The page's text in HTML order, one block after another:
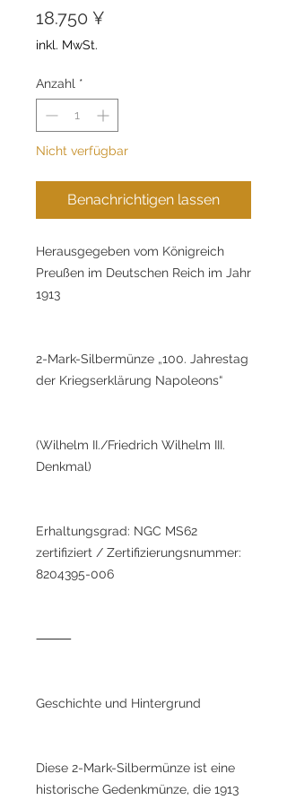
18.750 ¥
inkl. MwSt.
Anzahl *
Nicht verfügbar
Benachrichtigen lassen
Herausgegeben vom Königreich
Preußen im Deutschen Reich im Jahr
1913
2-Mark-Silbermünze „100. Jahrestag
der Kriegserklärung Napoleons“
(Wilhelm II./Friedrich Wilhelm III.
Denkmal)
Erhaltungsgrad: NGC MS62
zertifiziert / Zertifizierungsnummer:
8204395-006
⸻
Geschichte und Hintergrund
Diese 2-Mark-Silbermünze ist eine
historische Gedenkmünze, die 1913